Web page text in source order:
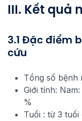
III. Kết quả
3.1 Đặc điểm
cứu
Tổng số bệnh
Giới tính:
%
Tuổi : từ 3